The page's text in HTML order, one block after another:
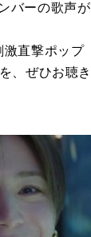
バーの歌声が
激直撃ポップ
、ぜひお聴き